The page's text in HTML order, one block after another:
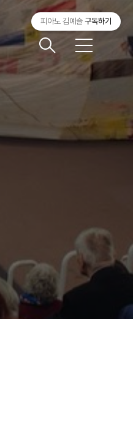
메
뉴
피아노 김예슬 구독하기